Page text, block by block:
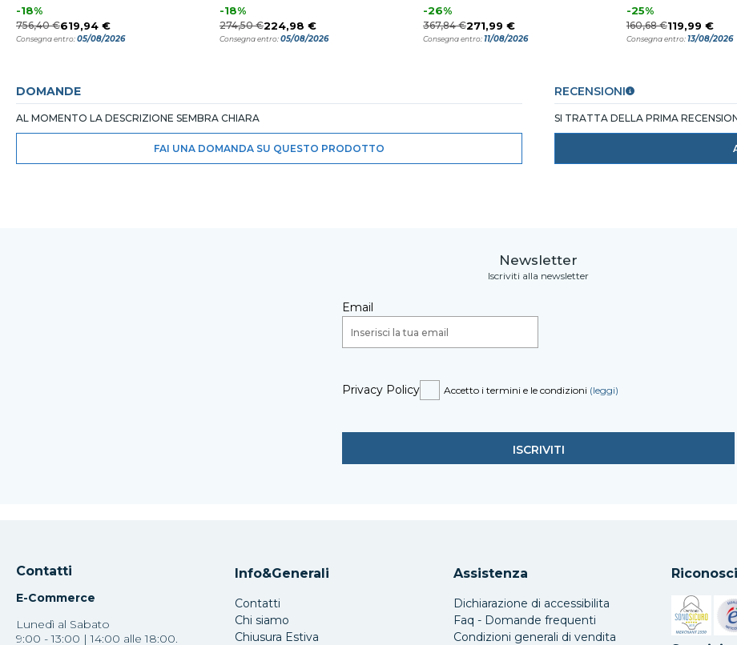
-18%
756,40 €619,94 €
Consegna entro:05/08/2026
-18%
274,50 €224,98 €
Consegna entro:05/08/2026
-26%
367,84 €271,99 €
Consegna entro:11/08/2026
-25%
160,68 €119,99 €
Consegna entro:13/08/2026
DOMANDE
AL MOMENTO LA DESCRIZIONE SEMBRA CHIARA
FAI UNA DOMANDA SU QUESTO PRODOTTO
RECENSIONI
SI TRATTA DELLA PRIMA
Newsletter
Iscriviti alla newsletter
Email
Privacy Policy Accetto i termini e le condizioni (leggi)
Contatti
E-Commerce
Lunedì al Sabato
9:00 - 13:00 | 14:00 alle 18:00.
Info&Generali
Contatti
Chi siamo
Chiusura Estiva
Assistenza
Dichiarazione di accessibilita
Faq - Domande frequenti
Condizioni generali di vendita